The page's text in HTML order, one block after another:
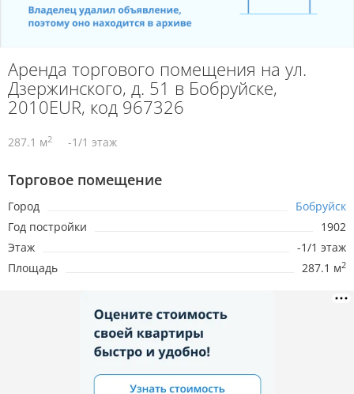
Аренда торгового помещения на ул.
Дзержинского, д. 51 в Бобруйске,
2010EUR, код 967326
287.1 м2 -1/1 этаж
Торговое помещение
Город
Бобруйск
Год постройки
1902
Этаж
-1/1 этаж
Площадь
287.1 м2